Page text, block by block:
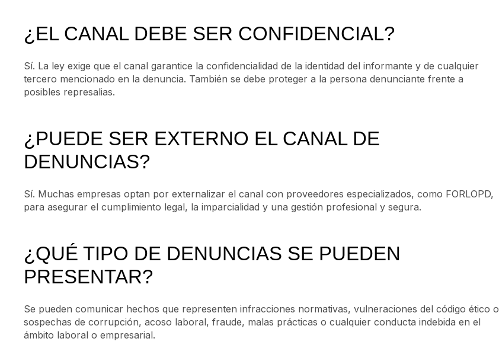
¿EL CANAL DEBE SER CONFIDENCIAL?
Sí. La ley exige que el canal garantice la confidencialidad de la identidad del informante y de cualquier
tercero mencionado en la denuncia. También se debe proteger a la persona denunciante frente a
posibles represalias.
¿PUEDE SER EXTERNO EL CANAL DE
DENUNCIAS?
Sí. Muchas empresas optan por externalizar el canal con proveedores especializados, como FORLOPD,
para asegurar el cumplimiento legal, la imparcialidad y una gestión profesional y segura.
¿QUÉ TIPO DE DENUNCIAS SE PUEDEN
PRESENTAR?
Se pueden comunicar hechos que representen infracciones normativas, vulneraciones del código ético o
sospechas de corrupción, acoso laboral, fraude, malas prácticas o cualquier conducta indebida en el
ámbito laboral o empresarial.